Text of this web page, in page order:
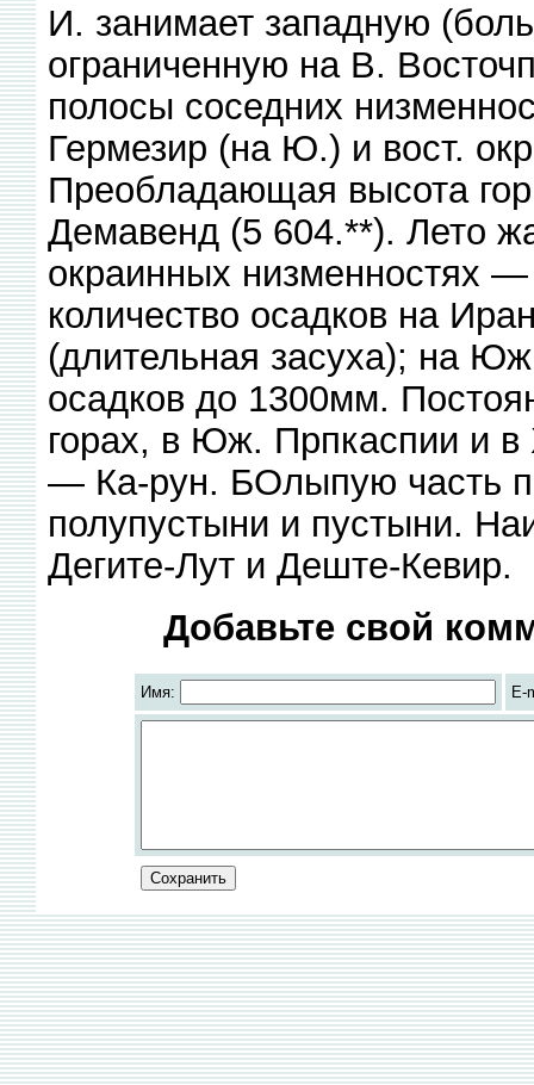
И. занимает западную
ограниченную на В.
полосы соседних
Гермезир (на Ю.) и вост.
Преобладающая высота
Демавенд (5 604.**). Лето
окраинных низменностях
количество осадков на
(длительная засуха); на
осадков до 1300мм.
горах, в Юж. Прпкаспии и
— Ка-рун. БОлыпую часть
полупустыни и пустыни.
Дегите-Лут и Деште-Кевир.
Добавьте свой
Имя: E-